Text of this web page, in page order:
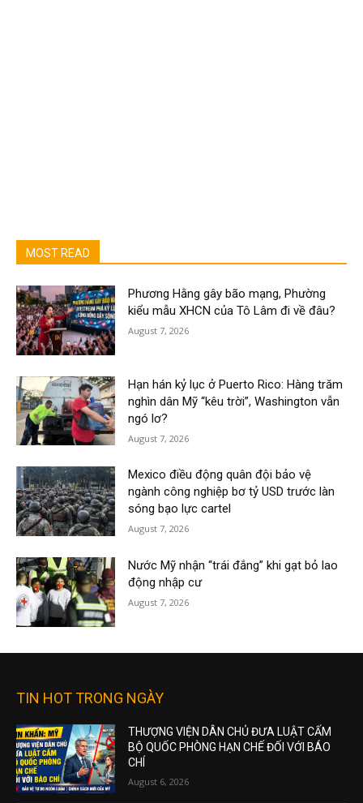
MOST READ
Phương Hằng gây bão mạng, Phường
kiểu mẫu XHCN của Tô Lâm đi về đâu?
August 7, 2026
Hạn hán kỷ lục ở Puerto Rico: Hàng trăm
nghìn dân Mỹ “kêu trời”, Washington vẫn
ngó lơ?
August 7, 2026
Mexico điều động quân đội bảo vệ
ngành công nghiệp bơ tỷ USD trước làn
sóng bạo lực cartel
August 7, 2026
Nước Mỹ nhận “trái đắng” khi gạt bỏ lao
động nhập cư
August 7, 2026
TIN HOT TRONG NGÀY
THƯỢNG VIỆN DÂN CHỦ ĐƯA LUẬT CẤM
BỘ QUỐC PHÒNG HẠN CHẾ ĐỐI VỚI BÁO
CHÍ
August 6, 2026